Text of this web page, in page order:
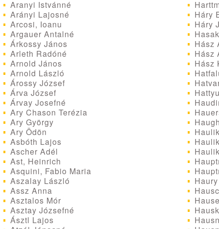
Aranyi Istvánné
Arányi Lajosné
Arcosi, Ioanu
Argauer Antalné
Árkossy János
Arleth Radóné
Arnold János
Arnold László
Árossy József
Árva József
Árvay Josefné
Ary Chason Terézia
Ary György
Ary Ödön
Asbóth Lajos
Ascher Adél
Ast, Heinrich
Asquini, Fabio Maria
Aszalay László
Assz Anna
Asztalos Mór
Asztay Józsefné
Ásztl Lajos
Háry
Háry
Hász
Hász
Hász